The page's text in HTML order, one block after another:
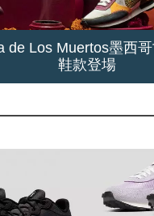
de Los Muertos墨西哥
鞋款登場